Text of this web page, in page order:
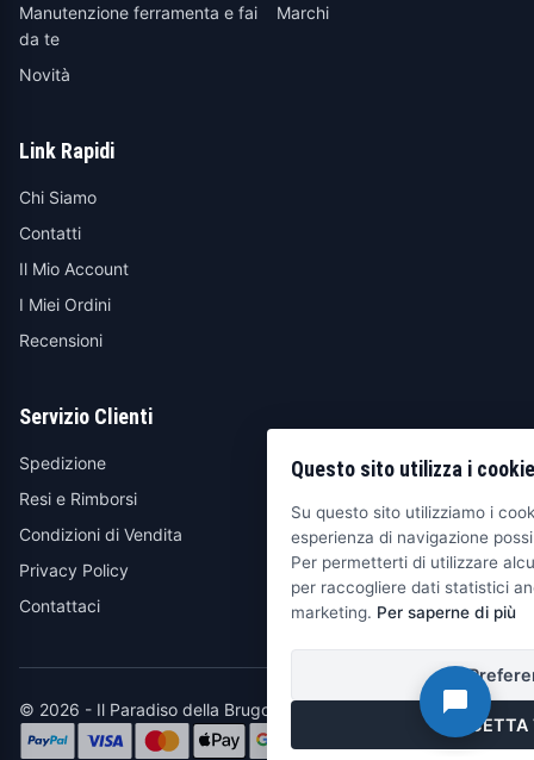
Manutenzione ferramenta e fai
da te
Marchi
Novità
Link Rapidi
Chi Siamo
Contatti
Il Mio Account
I Miei Ordini
Recensioni
Servizio Clienti
Spedizione
Resi e Rimborsi
Condizioni di Vendita
Privacy Policy
Contattaci
© 2026 - Il Paradiso della Brugola
Questo sito utilizza i cookie
Su questo sito utilizziamo i
esperienza di navigazione
Per permetterti di utilizzare
per raccogliere dati statistici
marketing. Per saperne di più